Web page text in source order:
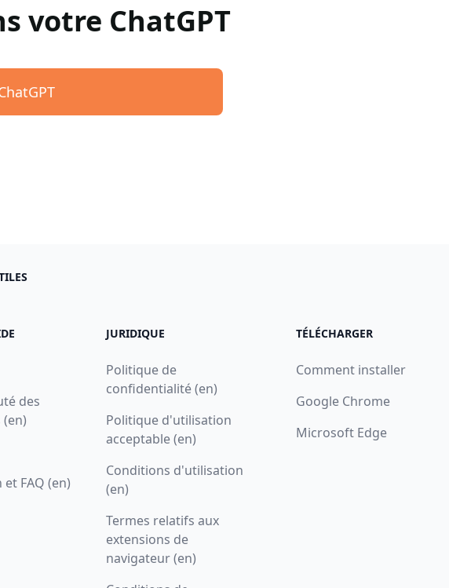
votre ChatGPT
des
FAQ (en)
JURIDIQUE
Politique de
confidentialité (en)
Politique d'utilisation
acceptable (en)
Conditions d'utilisation
(en)
Termes relatifs aux
extensions de
navigateur (en)
TÉLÉCHARGER
Comment installer
Google Chrome
Microsoft Edge